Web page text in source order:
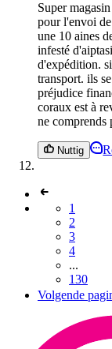
Super
pour l'envoi
une 10 aines
infesté
d'expédition.
transport. ils
préjudice
coraux est à
ne comprends
Nuttig
1
2
3
4
...
130
Volgende